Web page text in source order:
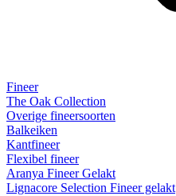
Fineer
The Oak Collection
Overige fineersoorten
Balkeiken
Kantfineer
Flexibel fineer
Aranya Fineer Gelakt
Lignacore Selection Fineer gelakt